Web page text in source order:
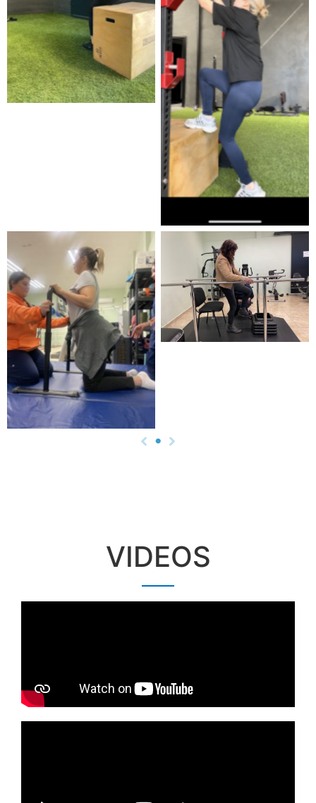
VIDEOS